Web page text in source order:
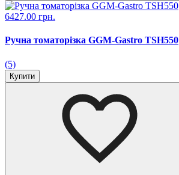
6427.00 грн.
Ручна томаторізка GGM-Gastro TSH550
(5)
Купити